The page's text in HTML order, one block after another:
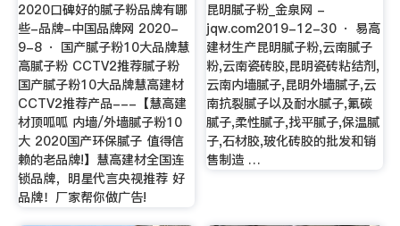
2020口碑好的腻子粉品牌有哪
些-品牌-中国品牌网 2020-
9-8 · 国产腻子粉10大品牌慧
高腻子粉 CCTV2推荐腻子粉
国产腻子粉10大品牌慧高建材
CCTV2推荐产品---【慧高建
材顶呱呱 内墙/外墙腻子粉10
大 2020国产环保腻子 值得信
赖的老品牌!】慧高建材全国连
锁品牌，明星代言央视推荐 好
品牌！厂家帮你做广告!
昆明腻子粉_金泉网 -
jqw.com2019-12-30 · 易高
建材生产昆明腻子粉,云南腻子
粉,云南瓷砖胶,昆明瓷砖粘结剂,
云南内墙腻子,昆明外墙腻子,云
南抗裂腻子以及耐水腻子,氟碳
腻子,柔性腻子,找平腻子,保温腻
子,石材胶,玻化砖胶的批发和销
售制造 …